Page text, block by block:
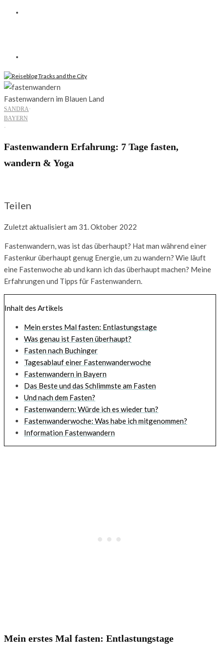
Fastenwandern im Blauen Land
SANDRA·
BAYERN
·
Fastenwandern Erfahrung: 7 Tage fasten,
wandern & Yoga
Teilen
Zuletzt aktualisiert am 31. Oktober 2022
Fastenwandern, was ist das überhaupt? Hat man während einer
Fastenkur überhaupt genug Energie, um zu wandern? Wie läuft
eine Fastenwoche ab und kann ich das überhaupt machen? Meine
Erfahrungen und Tipps für Fastenwandern.
Inhalt des Artikels
Mein erstes Mal fasten: Entlastungstage
Was genau ist Fasten überhaupt?
Fasten nach Buchinger
Tagesablauf einer Fastenwanderwoche
Fastenwandern in Bayern
Das Beste und das Schlimmste am Fasten
Und nach dem Fasten?
Fastenwandern: Würde ich es wieder tun?
Fastenwanderwoche: Was habe ich mitgenommen?
Information Fastenwandern
Mein erstes Mal fasten: Entlastungstage